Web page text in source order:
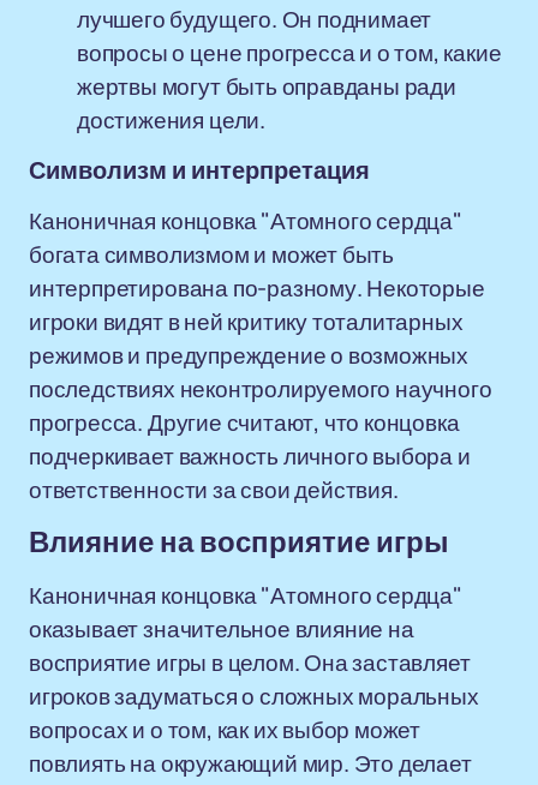
лучшего будущего. Он поднимает
вопросы о цене прогресса и о том, какие
жертвы могут быть оправданы ради
достижения цели.
Символизм и интерпретация
Каноничная концовка "Атомного сердца"
богата символизмом и может быть
интерпретирована по-разному. Некоторые
игроки видят в ней критику тоталитарных
режимов и предупреждение о возможных
последствиях неконтролируемого научного
прогресса. Другие считают, что концовка
подчеркивает важность личного выбора и
ответственности за свои действия.
Влияние на восприятие игры
Каноничная концовка "Атомного сердца"
оказывает значительное влияние на
восприятие игры в целом. Она заставляет
игроков задуматься о сложных моральных
вопросах и о том, как их выбор может
повлиять на окружающий мир. Это делает